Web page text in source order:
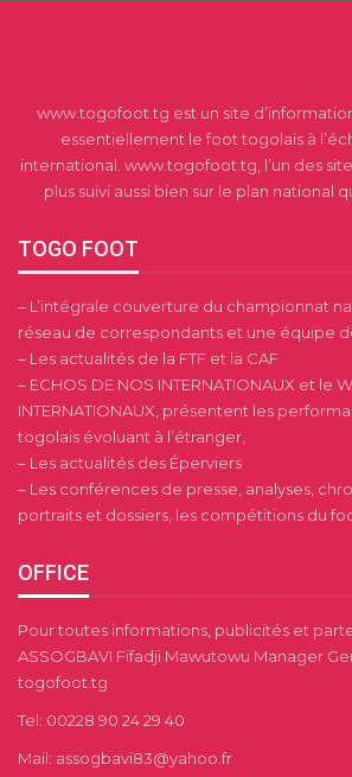
www.togofoot.tg est un site
essentiellement le foot togolais à
international. www.togofoot.tg, l’un des
plus suivi aussi bien sur le plan national
TOGO FOOT
– L’intégrale couverture du championnat
réseau de correspondants et une équipe
– Les actualités de la FTF et la CAF
– ECHOS DE NOS INTERNATIONAUX et le
INTERNATIONAUX, présentent les
togolais évoluant à l’étranger,
– Les actualités des Éperviers
– Les conférences de presse, analyses,
portraits et dossiers, les compétitions du
OFFICE
Pour toutes informations, publicités et
ASSOGBAVI Fifadji Mawutowu Manager
togofoot.tg
Tel: 00228 90 24 29 40
Mail: assogbavi83@yahoo.fr